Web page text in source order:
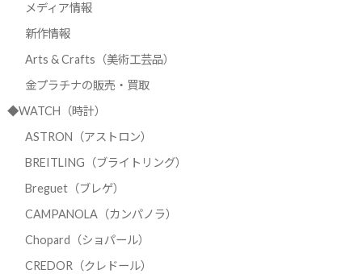
メディア情報
新作情報
Arts & Crafts（美術工芸品）
金プラチナの販売・買取
◆WATCH（時計）
ASTRON（アストロン）
BREITLING（ブライトリング）
Breguet（ブレゲ）
CAMPANOLA（カンパノラ）
Chopard（ショパール）
CREDOR（クレドール）